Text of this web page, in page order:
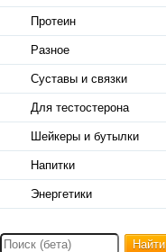
Протеин
Разное
Суставы и связки
Для тестостерона
Шейкеры и бутылки
Напитки
Энергетики
Найти